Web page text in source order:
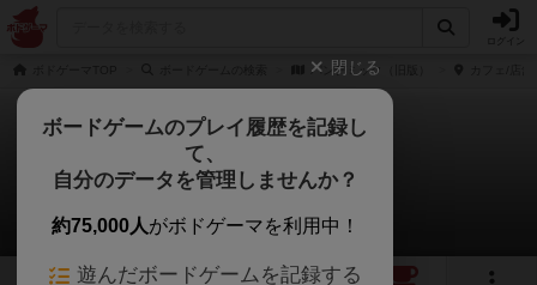
パンデミック（旧版）
パンデミック（旧版）
31店のカフェ/スペースが提供中
3 1 12
閉じる
ボードゲームのプレイ履歴を記録し
て、
自分のデータを管理しませんか？
約75,000人がボドゲーマを利用中！
遊んだボードゲームを記録する